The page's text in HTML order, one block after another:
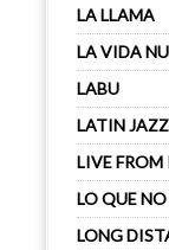
LA LLAMA
LA VIDA
LABU
LATIN
LIVE
LO QUE
LONG